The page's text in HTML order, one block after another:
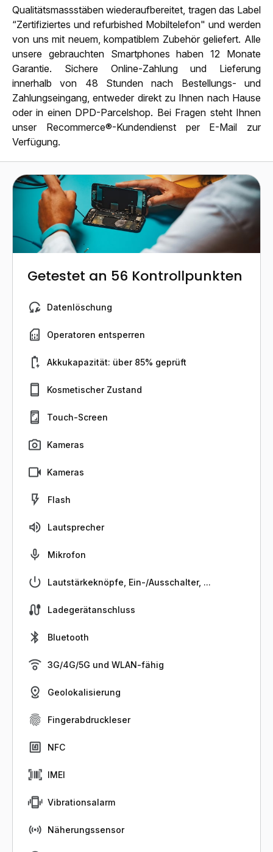
Qualitätsmassstäben wiederaufbereitet, tragen das Label
“Zertifiziertes und refurbished Mobiltelefon" und werden
von uns mit neuem, kompatiblem Zubehör geliefert. Alle
unsere gebrauchten Smartphones haben 12 Monate
Garantie. Sichere Online-Zahlung und Lieferung
innerhalb von 48 Stunden nach Bestellungs- und
Zahlungseingang, entweder direkt zu Ihnen nach Hause
oder in einen DPD-Parcelshop. Bei Fragen steht Ihnen
unser Recommerce®-Kundendienst per E-Mail zur
Verfügung.
Getestet an 56 Kontrollpunkten
Datenlöschung
Operatoren entsperren
Akkukapazität: über 85% geprüft
Kosmetischer Zustand
Touch-Screen
Kameras
Kameras
Flash
Lautsprecher
Mikrofon
Lautstärkeknöpfe, Ein-/Ausschalter, ...
Ladegerätanschluss
Bluetooth
3G/4G/5G und WLAN-fähig
Geolokalisierung
Fingerabdruckleser
NFC
IMEI
Vibrationsalarm
Näherungssensor